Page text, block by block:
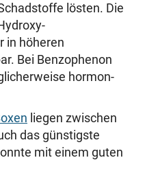
lösten. Die
in höheren
Bei Benzophenon
hormon­
liegen zwischen
das günstigste
mit einem guten